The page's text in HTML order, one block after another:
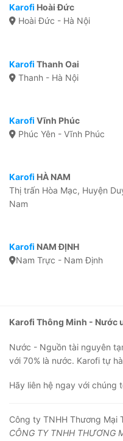
Karofi Hoài Đức
Hoài Đức - Hà Nội
Karofi Thanh Oai
Thanh - Hà Nội
Karofi Vĩnh Phúc
Phúc Yên - Vĩnh Phúc
Karofi HÀ NAM
Thị trấn Hòa Mạc, Huyện
Nam
Karofi NAM ĐỊNH
Nam Trực - Nam Định
Karofi Thông Minh - Nước
Nước - Nguồn tài nguyên
với 70% là nước. Karofi tự
Hãy liên hệ ngay với chúng
Công ty TNHH Thương Mại
CÔNG TY TNHH THƯƠNG